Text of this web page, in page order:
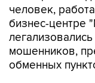
человек,
бизнес-центре
мошенников,
обменных